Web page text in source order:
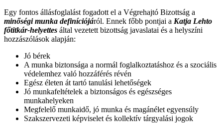
Egy fontos állásfoglalást fogadott el a Végrehajtó Bizottság a
minőségi munka definíciójáról. Ennek főbb pontjai a Katja Lehto
főtitkár-helyettes által vezetett bizottság javaslatai és a helyszíni
hozzászólások alapján:
Jó bérek
A munka biztonsága a normál foglalkoztatáshoz és a szociális
védelemhez való hozzáférés révén
Egész életen át tartó tanulási lehetőségek
Jó munkafeltételek a biztonságos és egészséges
munkahelyeken
Megfelelő munkaidő, jó munka és magánélet egyensúly
Szakszervezeti képviselet és kollektív tárgyalási jogok